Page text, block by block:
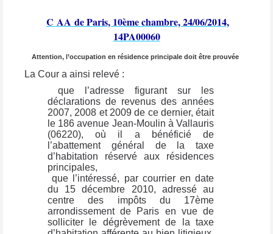
C AA de Paris, 10ème chambre, 24/06/2014,
14PA00060
Attention, l’occupation en résidence principale doit être prouvée
La Cour a ainsi relevé :
que l’adresse figurant sur les
déclarations de revenus des années
2007, 2008 et 2009 de ce dernier, était
le 186 avenue Jean-Moulin à Vallauris
(06220), où il a bénéficié de
l’abattement général de la taxe
d’habitation réservé aux résidences
principales,
que l’intéressé, par courrier en date
du 15 décembre 2010, adressé au
centre des impôts du 17ème
arrondissement de Paris en vue de
solliciter le dégrèvement de la taxe